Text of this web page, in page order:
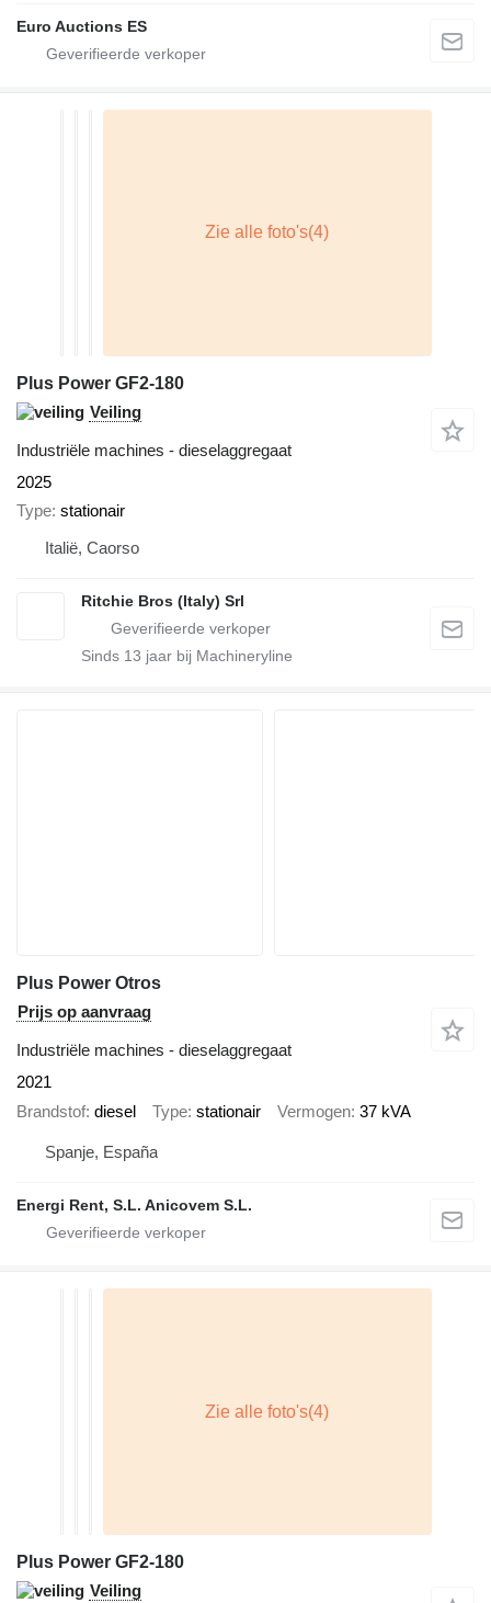
Euro Auctions ES
Plus Power GF2-180
Veiling
Industriële machines - dieselaggregaat
2025
Type stationair
Italië, Caorso
Ritchie Bros (Italy) Srl
Sinds 13 jaar bij Machineryline
Plus Power Otros
Prijs op aanvraag
Industriële machines - dieselaggregaat
2021
Brandstof diesel Type stationair Vermogen 37 kVA
Spanje, España
Energi Rent, S.L. Anicovem S.L.
Plus Power GF2-180
Veiling